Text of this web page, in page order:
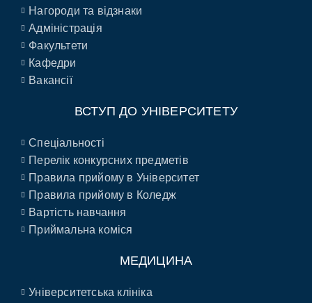
Нагороди та відзнаки
Адміністрація
Факультети
Кафедри
Вакансії
ВСТУП ДО УНІВЕРСИТЕТУ
Спеціальності
Перелік конкурсних предметів
Правила прийому в Університет
Правила прийому в Коледж
Вартість навчання
Приймальна коміся
МЕДИЦИНА
Університетська клініка